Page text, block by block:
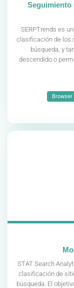
Seguimiento
SERPTrends es
clasificación de los
búsqueda, y
descendido o
Browser
STAT Search
clasificación de
búsqueda. El